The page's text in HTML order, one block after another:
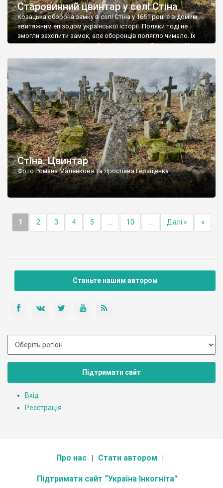
Старовинний цвинтар у селі Стіна
Козацька оборона замку в селі Стіна у 1651 році є відомим
звитяжним епізодом української історії. Поляки тоді не
змогли захопити замок, але оборонців полягло чимало. Їх
поховали на цвинтарі, який тоді називався Замковим. Нині на
ньому чимало хрестів 19 століття, є такі, де епітафії стер […]
Стіна. Цвинтар
Фото Романа Маленкова та Ярослава Геращенка
1 2 3 4 5 10 Далі » »
Станьте нашим автором
Підтримати сайт
Вхід
Реєстрація
Про нас Стати автором
Підтримати сайт “Україна Інкогніта”